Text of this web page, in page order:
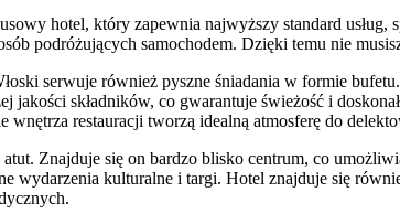
hotel, który zapewnia najwyższy standard
podróżujących samochodem. Dzięki temu nie
serwuje również pyszne śniadania w formie
jakości składników, co gwarantuje świeżość i
wnętrza restauracji tworzą idealną atmosferę do
Znajduje się on bardzo blisko centrum, co
wydarzenia kulturalne i targi. Hotel znajduje się